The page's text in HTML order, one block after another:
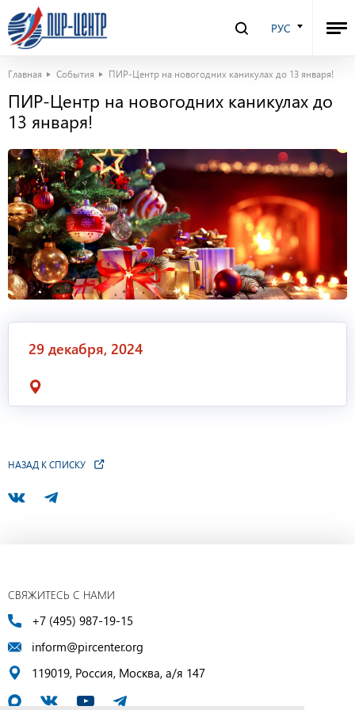
РУС
Главная События ПИР-Центр на новогодних каникулах до 13 января!
ПИР-Центр на новогодних каникулах до
13 января!
29 декабря, 2024
НАЗАД К СПИСКУ
СВЯЖИТЕСЬ С НАМИ
+7 (495) 987-19-15
inform@pircenter.org
119019, Россия, Москва, а/я 147